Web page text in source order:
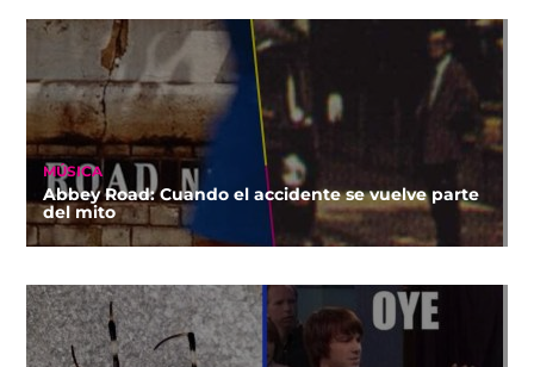
MÚSICA
Abbey Road: Cuando el accidente se vuelve parte
del mito